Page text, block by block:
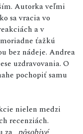
Autorka veľmi
sa vracia vo
a v
ťažkú
bez nádeje. Andrea
uzdravovania. O
pochopiť samu
nielen medzi
recenziách.